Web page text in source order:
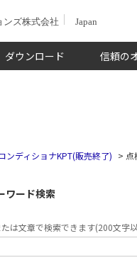
ンズ株式会社 Japan
ダウンロード 信頼の
ンディショナKPT(販売終了) > 点
ワード検索
は文章で検索できます(200文字